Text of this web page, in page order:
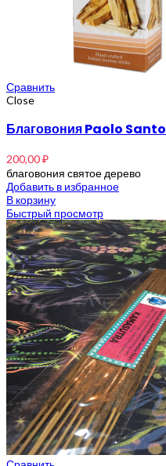
Сравнить
Close
Благовония Paolo Santo
200,00₽
благовония святое дерево
Добавить в избранное
В корзину
Быстрый просмотр